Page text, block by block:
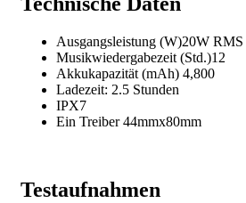
Ausgangsleistung (W)20W RMS
Musikwiedergabezeit (Std.)12
Akkukapazität (mAh) 4,800
Ladezeit: 2.5 Stunden
IPX7
Ein Treiber 44mmx80mm
Testaufnahmen